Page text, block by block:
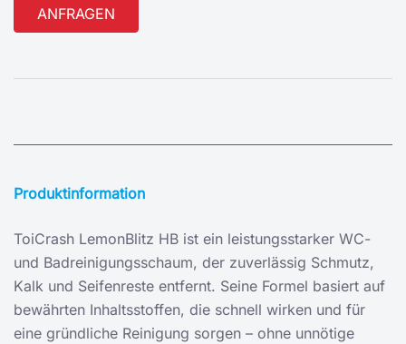
Produktinformation
ToiCrash LemonBlitz HB ist ein leistungsstarker WC-
und Badreinigungsschaum, der zuverlässig Schmutz,
Kalk und Seifenreste entfernt. Seine Formel basiert auf
bewährten Inhaltsstoffen, die schnell wirken und für
eine gründliche Reinigung sorgen – ohne unnötige